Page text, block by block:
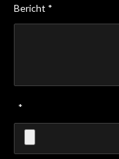
Bericht *
*